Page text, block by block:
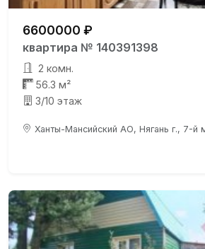
6600000 ₽
квартира № 140391398
2 комн.
56.3 м²
3/10 этаж
Ханты-Мансийский АО, Нягань г., 7-й